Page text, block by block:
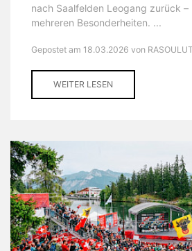
nach Saalfelden Leogang zurück
mehreren Besonderheiten. ...
Gepostet am 18.03.2026 von
WEITER LESEN